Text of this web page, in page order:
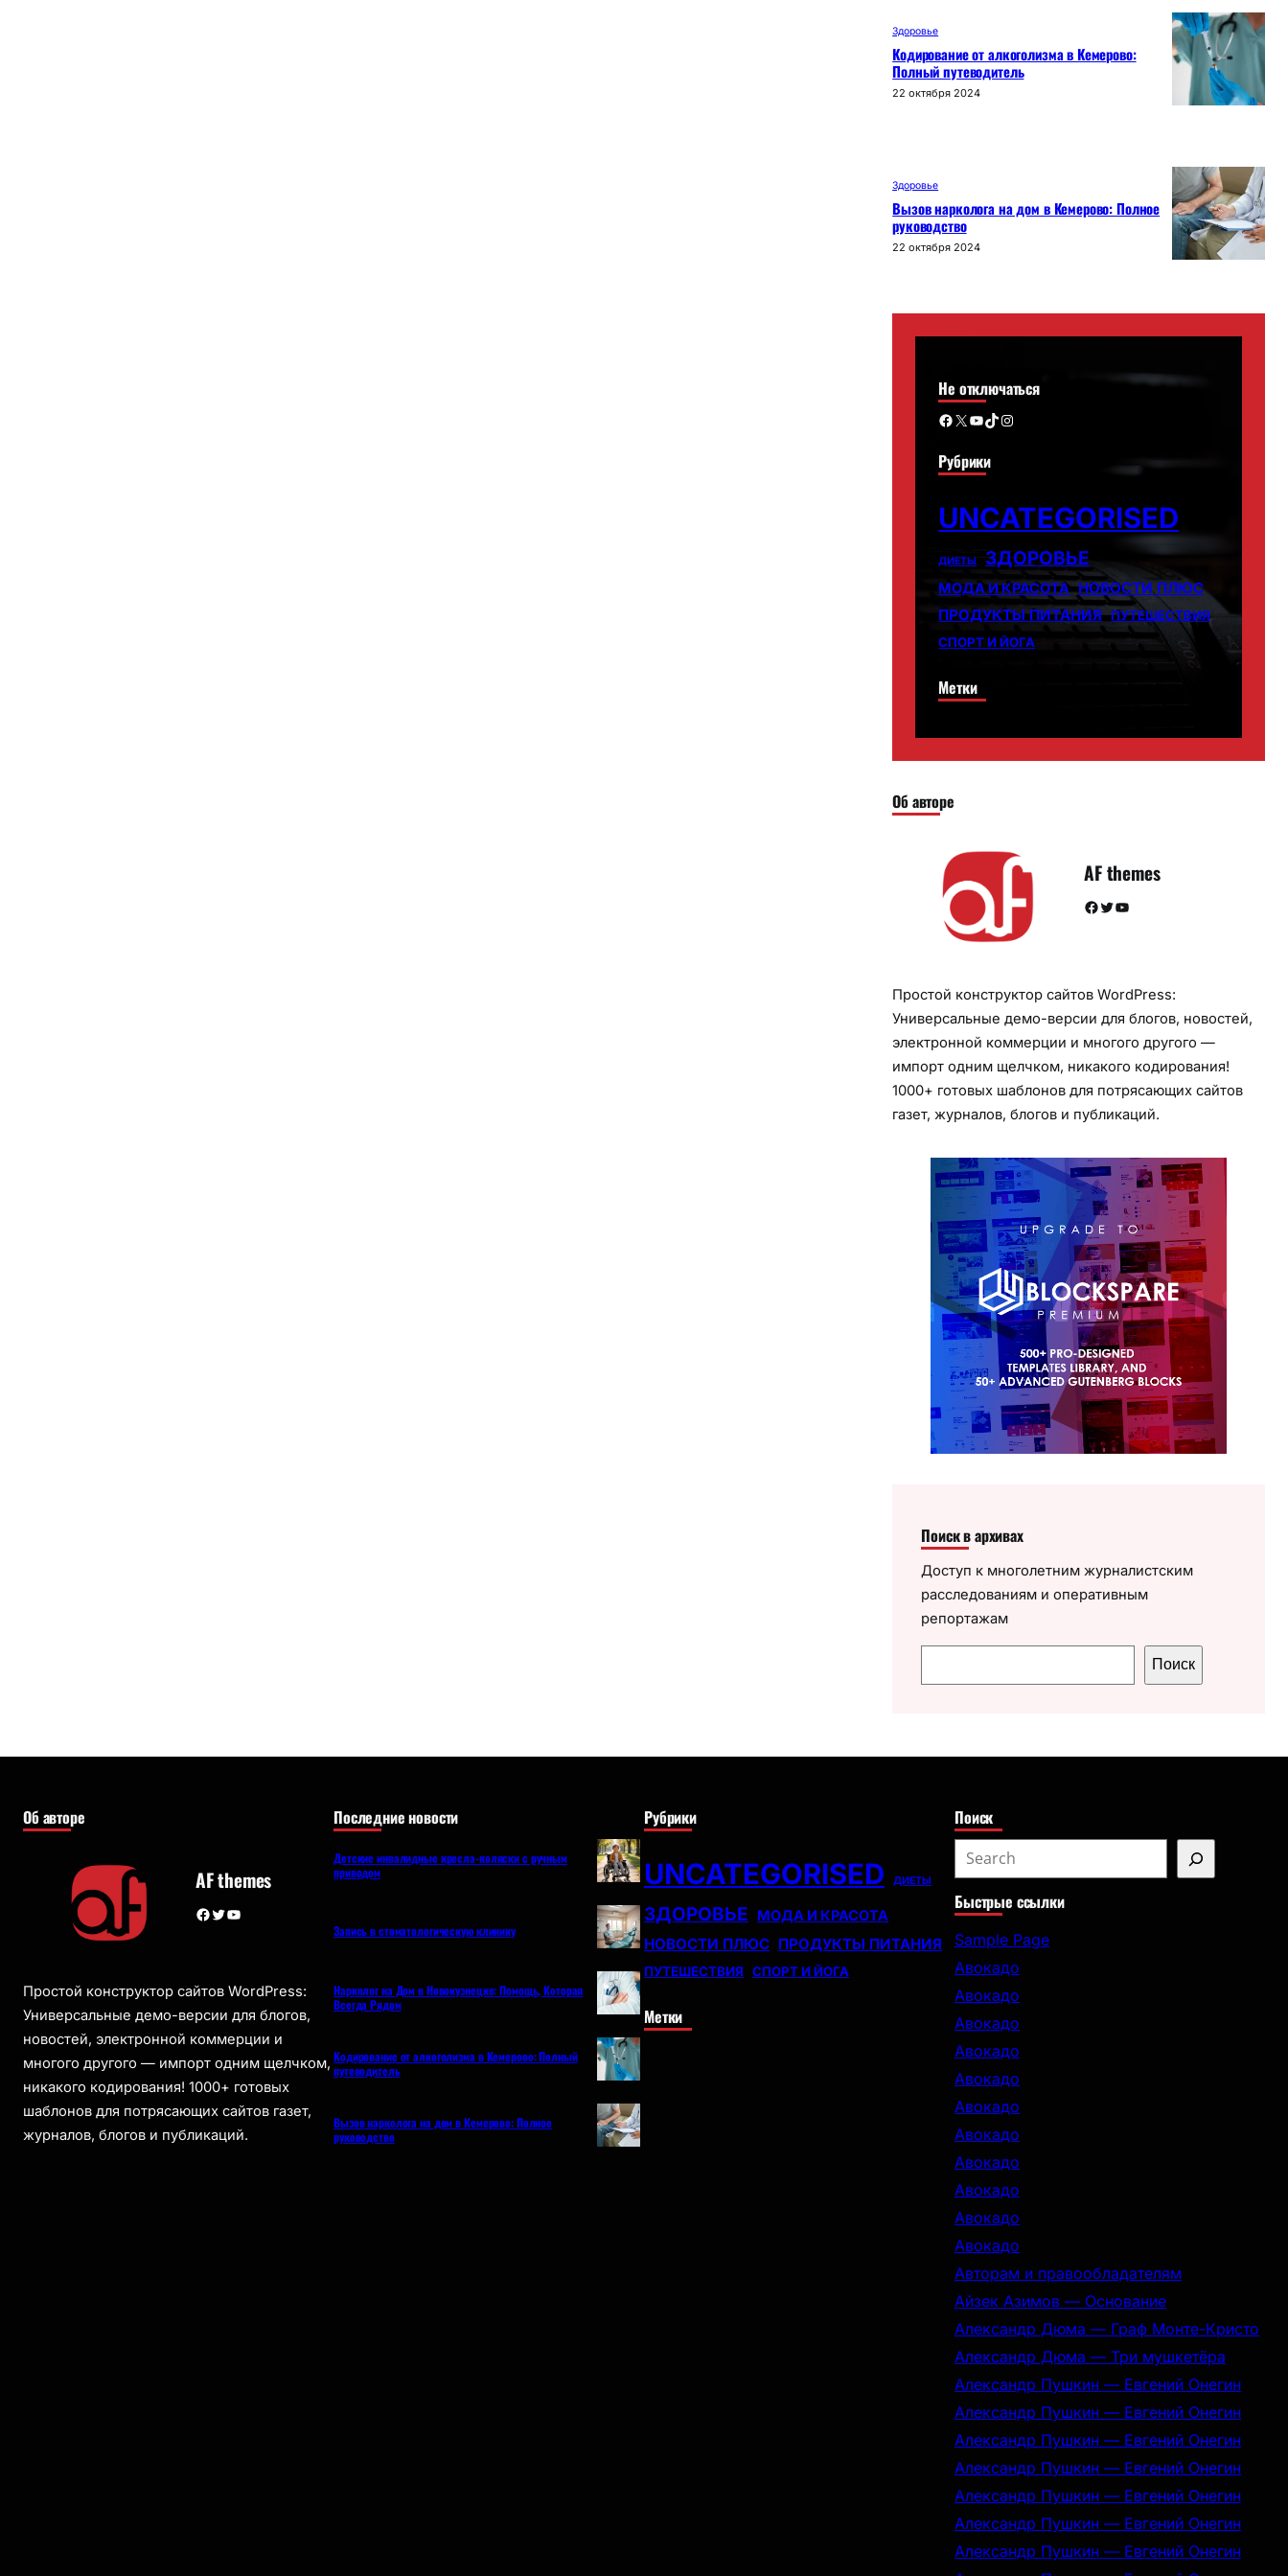
Здоровье
Кодирование от алкоголизма в Кемерово:
Полный путеводитель
22 октября 2024
Здоровье
Вызов нарколога на дом в Кемерово: Полное
руководство
22 октября 2024
Не отключаться
Facebook X YouTube TikTok Instagram
Рубрики
UNCATEGORISED
ДИЕТЫ ЗДОРОВЬЕ
МОДА И КРАСОТА НОВОСТИ ПЛЮС
ПРОДУКТЫ ПИТАНИЯ ПУТЕШЕСТВИЯ
СПОРТ И ЙОГА
Метки
Об авторе
AF themes
Facebook Twitter YouTube
Простой конструктор сайтов WordPress:
Универсальные демо-версии для блогов, новостей,
электронной коммерции и многого другого —
импорт одним щелчком, никакого кодирования!
1000+ готовых шаблонов для потрясающих сайтов
газет, журналов, блогов и публикаций.
Поиск в архивах
Доступ к многолетним журналистским
расследованиям и оперативным
репортажам
о
Поиск
Об авторе
AF themes
Facebook Twitter YouTube
Простой конструктор сайтов WordPress:
Универсальные демо-версии для блогов,
новостей, электронной коммерции и
многого другого — импорт одним щелчком,
никакого кодирования! 1000+ готовых
шаблонов для потрясающих сайтов газет,
журналов, блогов и публикаций.
Последние новости
Детские инвалидные кресла-коляски с ручным
приводом
Запись в стоматологическую клинику
Нарколог на Дом в Новокузнецке: Помощь, Которая
Всегда Рядом
Кодирование от алкоголизма в Кемерово: Полный
путеводитель
Вызов нарколога на дом в Кемерово: Полное
руководство
Рубрики
UNCATEGORISED ДИЕТЫ
ЗДОРОВЬЕ МОДА И КРАСОТА
НОВОСТИ ПЛЮС ПРОДУКТЫ ПИТАНИЯ
ПУТЕШЕСТВИЯ СПОРТ И ЙОГА
Метки
Поиск
e
a
r
c
h
Быстрые ссылки
Sample Page
Авокадо
Авокадо
Авокадо
Авокадо
Авокадо
Авокадо
Авокадо
Авокадо
Авокадо
Авокадо
Авокадо
Авторам и правообладателям
Айзек Азимов — Основание
Александр Дюма — Граф Монте-Кристо
Александр Дюма — Три мушкетёра
Александр Пушкин — Евгений Онегин
Александр Пушкин — Евгений Онегин
Александр Пушкин — Евгений Онегин
Александр Пушкин — Евгений Онегин
Александр Пушкин — Евгений Онегин
Александр Пушкин — Евгений Онегин
Александр Пушкин — Евгений Онегин